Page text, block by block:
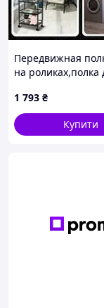
Передвижная
на роликах,полка
1 793 ₴
Купити